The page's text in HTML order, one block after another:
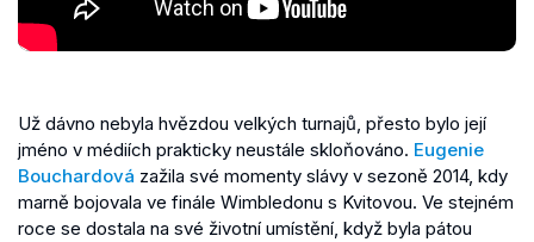
Už dávno nebyla hvězdou velkých turnajů, přesto bylo její
jméno v médiích prakticky neustále skloňováno. Eugenie
Bouchardová zažila své momenty slávy v sezoně 2014, kdy
marně bojovala ve finále Wimbledonu s Kvitovou. Ve stejném
roce se dostala na své životní umístění, když byla pátou